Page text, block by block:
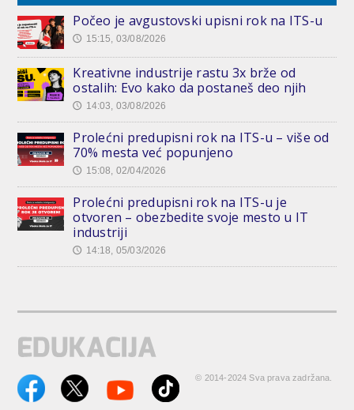
Počeo je avgustovski upisni rok na ITS-u
🕔 15:15, 03/08/2026
Kreativne industrije rastu 3x brže od
ostalih: Evo kako da postaneš deo njih
🕔 14:03, 03/08/2026
Prolećni predupisni rok na ITS-u – više od
70% mesta već popunjeno
🕔 15:08, 02/04/2026
Prolećni predupisni rok na ITS-u je
otvoren – obezbedite svoje mesto u IT
industriji
🕔 14:18, 05/03/2026
© 2014-2024 Sva prava zadržana.